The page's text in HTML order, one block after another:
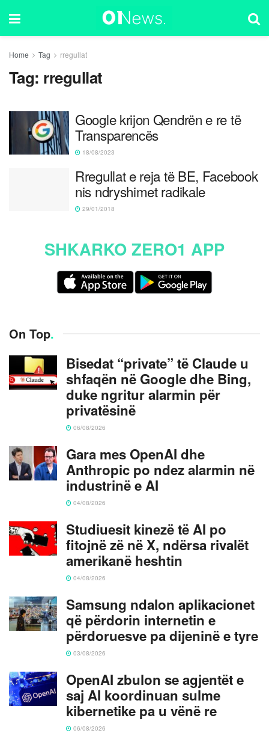
Home Tag rregullat
Tag: rregullat
Google krijon Qendrën e re të
Transparencës
18/08/2023
Rregullat e reja të BE, Facebook
nis ndryshimet radikale
29/01/2018
SHKARKO ZERO1 APP
On Top.
Bisedat “private” të Claude u
shfaqën në Google dhe Bing,
duke ngritur alarmin për
privatësinë
06/08/2026
Gara mes OpenAI dhe
Anthropic po ndez alarmin në
industrinë e AI
04/08/2026
Studiuesit kinezë të AI po
fitojnë zë në X, ndërsa rivalët
amerikanë heshtin
04/08/2026
Samsung ndalon aplikacionet
që përdorin internetin e
përdoruesve pa dijeninë e tyre
03/08/2026
OpenAI zbulon se agjentët e
saj AI koordinuan sulme
kibernetike pa u vënë re
06/08/2026